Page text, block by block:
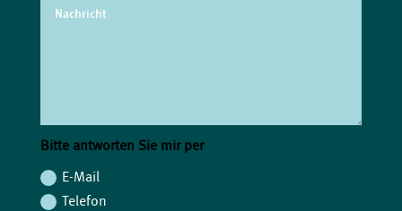
Bitte antworten Sie mir per
E-Mail
Telefon